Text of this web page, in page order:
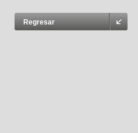
Regresar